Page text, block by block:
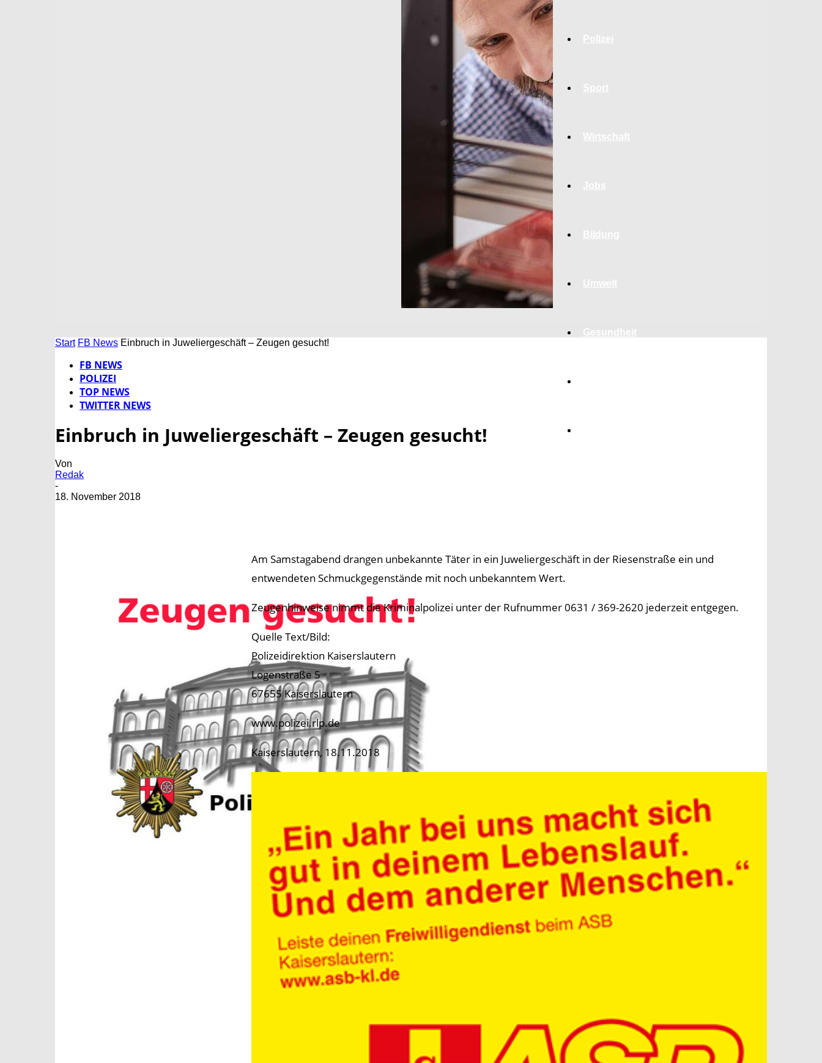
Gesundheit
Start FB News Einbruch in Juweliergeschäft – Zeugen gesucht!
FB NEWS
POLIZEI
TOP NEWS
TWITTER NEWS
Einbruch in Juweliergeschäft – Zeugen gesucht!
Von
Redak
-
18. November 2018
Am Samstagabend drangen unbekannte Täter in ein Juweliergeschäft in der Riesenstraße ein und
entwendeten Schmuckgegenstände mit noch unbekanntem Wert.
Zeugenhinweise nimmt die Kriminalpolizei unter der Rufnummer 0631 / 369-2620 jederzeit entgegen.
Quelle Text/Bild:
Polizeidirektion Kaiserslautern
Logenstraße 5
67655 Kaiserslautern
www.polizei.rlp.de
Kaiserslautern, 18.11.2018